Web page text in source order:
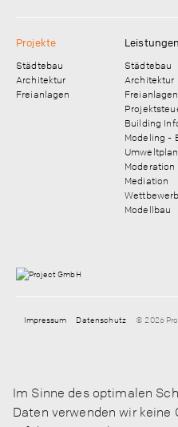
Im Sinne des optimalen
Daten verwenden wir keine
Projekte
Städtebau
Architektur
Freianlagen
Leistungen
Städtebau
Architektur
Freianlagen
Building
Modeling -
Moderation
Mediation
Modellbau
Impressum Datenschutz © 2026